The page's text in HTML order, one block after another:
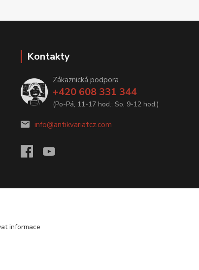
Kontakty
Zákaznická podpora
+420 608 331 344
(Po-Pá, 11-17 hod.; So, 9-12 hod.)
info@antikvariatcz.com
informace